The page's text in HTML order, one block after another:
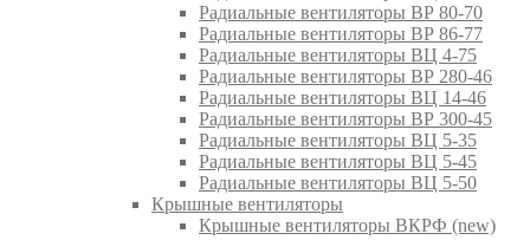
Радиальные вентиляторы ВР 80-70
Радиальные вентиляторы ВР 86-77
Радиальные вентиляторы ВЦ 4-75
Радиальные вентиляторы ВР 280-46
Радиальные вентиляторы ВЦ 14-46
Радиальные вентиляторы ВР 300-45
Радиальные вентиляторы ВЦ 5-35
Радиальные вентиляторы ВЦ 5-45
Радиальные вентиляторы ВЦ 5-50
Крышные вентиляторы
Крышные вентиляторы ВКРФ (new)